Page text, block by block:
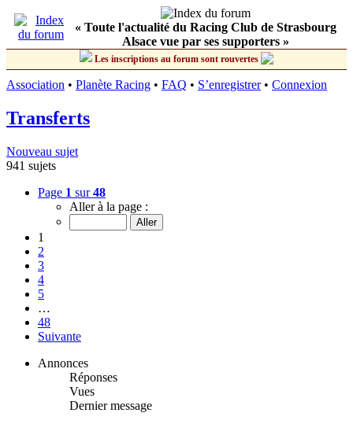
« Toute l'actualité du Racing Club de Strasbourg
Alsace vue par ses supporters »
Les inscriptions au forum sont rouvertes
Association • Planète Racing • FAQ • S’enregistrer• Connexion
Transferts
Nouveau sujet
941 sujets
Page 1 sur48
Aller à la page :
1
2
3
4
5
…
48
Suivante
Annonces
Réponses
Vues
Dernier message